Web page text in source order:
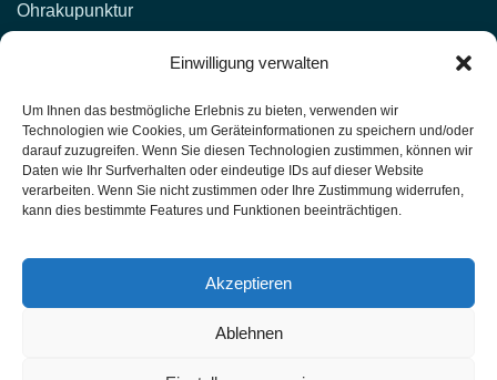
Einwilligung verwalten
Um Ihnen das bestmögliche Erlebnis zu bieten, verwenden wir
Technologien wie Cookies, um Geräteinformationen zu speichern und/oder
darauf zuzugreifen. Wenn Sie diesen Technologien zustimmen, können wir
Daten wie Ihr Surfverhalten oder eindeutige IDs auf dieser Website
verarbeiten. Wenn Sie nicht zustimmen oder Ihre Zustimmung widerrufen,
kann dies bestimmte Features und Funktionen beeinträchtigen.
Akzeptieren
Ablehnen
Ohrakupunktur
(02 12) 1 00 51,017664876381
(02 12) 4 27 11 (Fax)
Unterrichtsräume: Kasernenstr. 26 42651 Solingen
Schulungen 2025